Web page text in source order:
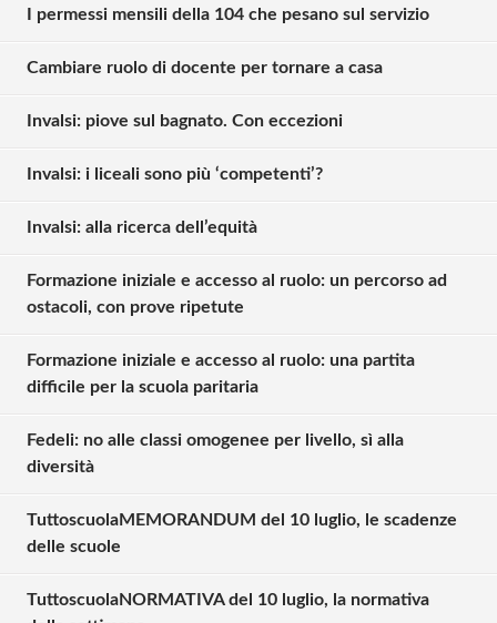
I permessi mensili della 104 che pesano sul servizio
Cambiare ruolo di docente per tornare a casa
Invalsi: piove sul bagnato. Con eccezioni
Invalsi: i liceali sono più ‘competenti’?
Invalsi: alla ricerca dell’equità
Formazione iniziale e accesso al ruolo: un percorso ad
ostacoli, con prove ripetute
Formazione iniziale e accesso al ruolo: una partita
difficile per la scuola paritaria
Fedeli: no alle classi omogenee per livello, sì alla
diversità
TuttoscuolaMEMORANDUM del 10 luglio, le scadenze
delle scuole
TuttoscuolaNORMATIVA del 10 luglio, la normativa
Solo gli utenti registrati possono